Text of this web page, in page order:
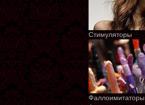
Стимуляторы
Фаллоимитаторы